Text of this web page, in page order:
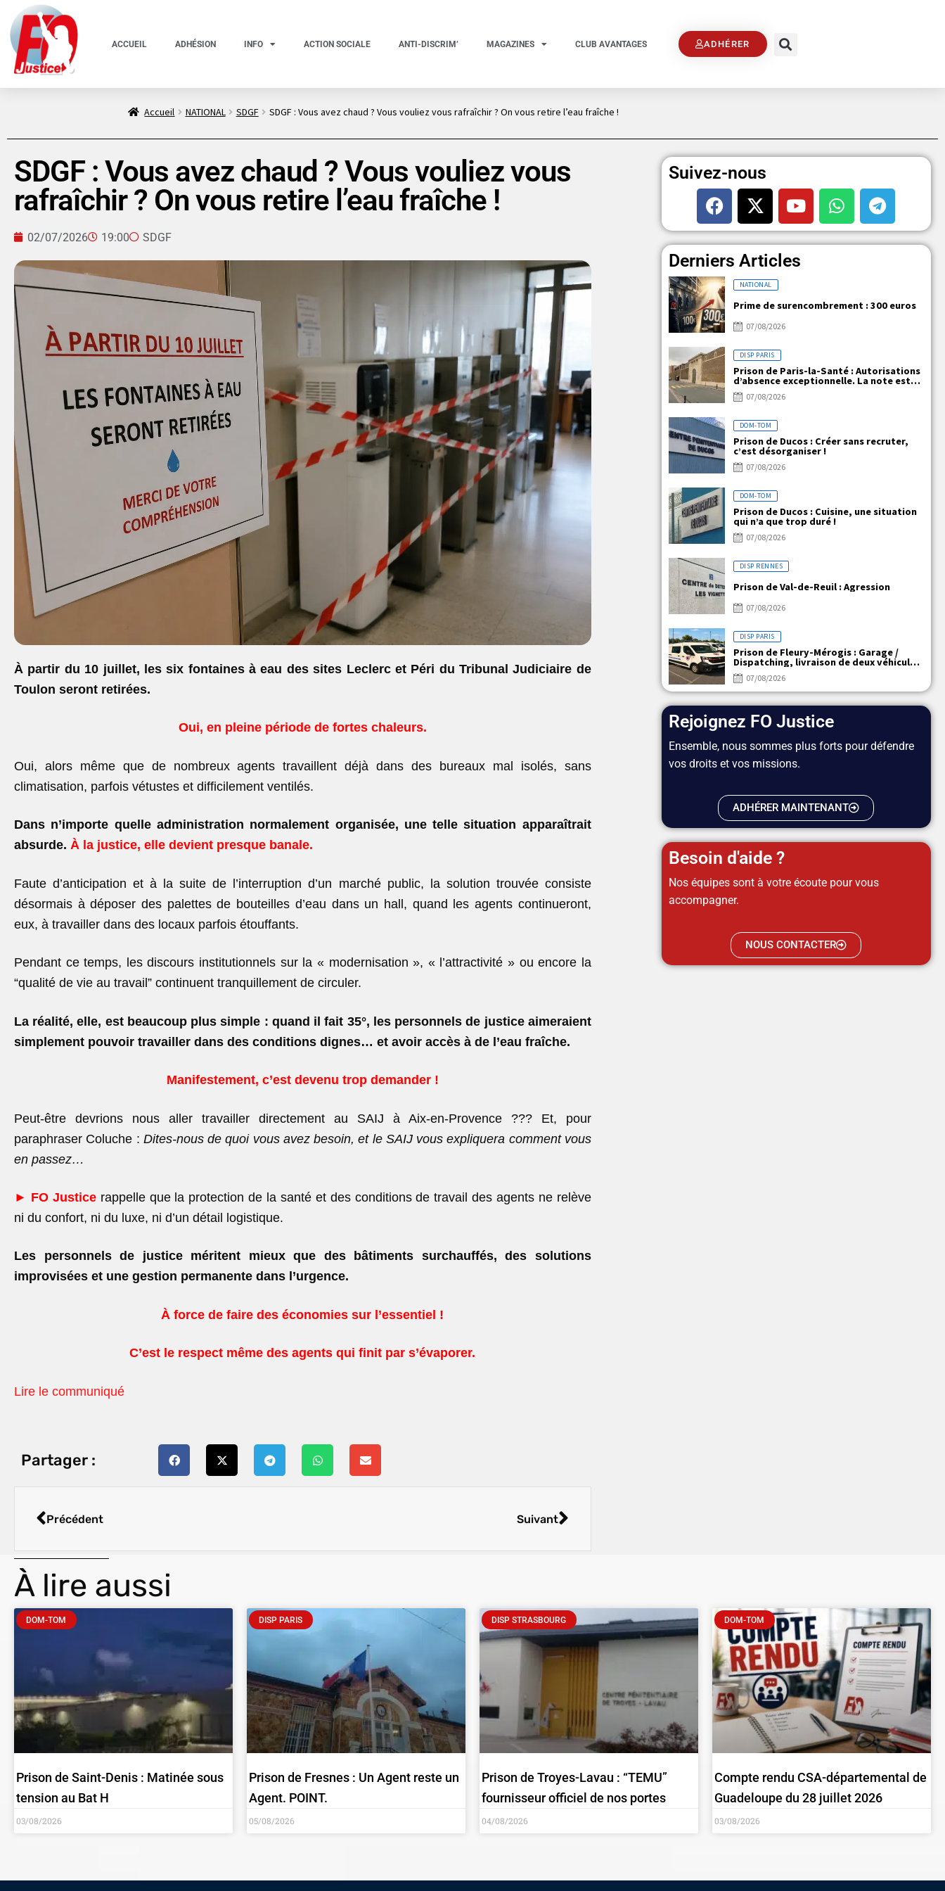
ACCUEIL ADHÉSION INFO ACTION SOCIALE ANTI-DISCRIM’ MAGAZINES CLUB AVANTAGES ADHÉRER
Accueil NATIONAL SDGF SDGF : Vous avez chaud ? Vous vouliez vous rafraîchir ? On vous retire l’eau fraîche !
SDGF : Vous avez chaud ? Vous vouliez vous
rafraîchir ? On vous retire l’eau fraîche !
02/07/2026 19:00 SDGF
À partir du 10 juillet, les six fontaines à eau des sites Leclerc et Péri du TribunalJudiciaire de
Toulon seront retirées.
Oui, en pleine période de fortes chaleurs.
Oui, alors même que de nombreux agents travaillent déjà dans des bureaux mal isolés, sans
climatisation, parfois vétustes et difficilement ventilés.
Dans n’importe quelle administration normalement organisée, une telle situation apparaîtrait
absurde. À la justice, elle devient presque banale.
Faute d’anticipation et à la suite de l’interruption d’un marché public, la solution trouvée consiste
désormais à déposer des palettes de bouteilles d’eau dans un hall, quand les agents continueront,
eux, à travailler dans des locaux parfois étouffants.
Pendant ce temps, les discours institutionnels sur la « modernisation », « l’attractivité » ou encore la
“qualité de vie au travail” continuent tranquillement de circuler.
La réalité, elle, est beaucoup plus simple : quand il fait 35°, les personnels de justice aimeraient
simplement pouvoir travailler dans des conditions dignes… et avoir accès à de l’eau fraîche.
Manifestement, c’est devenu trop demander !
Peut-être devrions nous aller travailler directement au SAIJ à Aix-en-Provence ??? Et, pour
paraphraser Coluche : Dites-nous de quoi vous avez besoin, et le SAIJ vous expliquera comment vous
en passez…
► FO Justice rappelle que la protection de la santé et des conditions de travail des agents ne relève
ni du confort, ni du luxe, ni d’un détail logistique.
Les personnels de justice méritent mieux que des bâtiments surchauffés, des solutions
improvisées et une gestion permanente dans l’urgence.
À force de faire des économies sur l’essentiel !
C’est le respect même des agents qui finit par s’évaporer.
Lire le communiqué
Partager :
Précédent Suivant
Suivez-nous
Derniers Articles
NATIONAL
Prime de surencombrement : 300 euros
07/08/2026
DISP PARIS
Prison de Paris-la-Santé : Autorisations
d’absence exceptionnelle. La note est
claire, mais la réalité ne l’est pas !
07/08/2026
DOM-TOM
Prison de Ducos : Créer sans recruter,
c’est désorganiser !
07/08/2026
DOM-TOM
Prison de Ducos : Cuisine, une situation
qui n’a que trop duré !
07/08/2026
DISP RENNES
Prison de Val-de-Reuil : Agression
07/08/2026
DISP PARIS
Prison de Fleury-Mérogis : Garage /
Dispatching, livraison de deux véhicules
électriques
07/08/2026
Rejoignez FO Justice
Ensemble, nous sommes plus forts pour défendre
vos droits et vos missions.
ADHÉRER MAINTENANT
Besoin d'aide ?
Nos équipes sont à votre écoute pour vous
accompagner.
NOUS CONTACTER
À lire aussi
DOM-TOM
Prison de Saint-Denis : Matinée sous
tension au Bat H
03/08/2026
DISP PARIS
Prison de Fresnes : Un Agent reste un
Agent. POINT.
05/08/2026
DISP STRASBOURG
Prison de Troyes-Lavau : “TEMU”
fournisseur officiel de nos portes
04/08/2026
DOM-TOM
Compte rendu CSA-départemental de
Guadeloupe du 28 juillet 2026
03/08/2026